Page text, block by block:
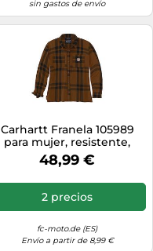
sin gastos de envío
Carhartt Franela 105989
para mujer, resistente,
flexible, holgada, de peso
medio, Carhartt Marrón
48,99 €
2 precios
fc-moto.de (ES)
Envío a partir de 8,99 €